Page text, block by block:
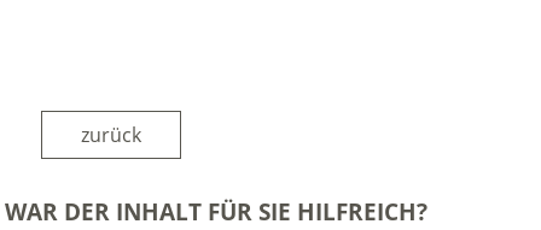
zurück
WAR DER INHALT FÜR SIE HILFREICH?